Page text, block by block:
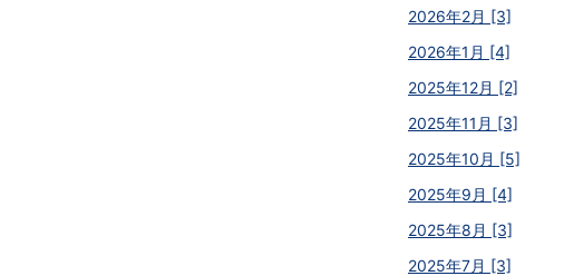
2026年2月 [3]
2026年1月 [4]
2025年12月 [2]
2025年11月 [3]
2025年10月 [5]
2025年9月 [4]
2025年8月 [3]
2025年7月 [3]